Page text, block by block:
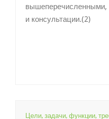
вышеперечисленными,
и консультации.(2)
Цели, задачи, функции,